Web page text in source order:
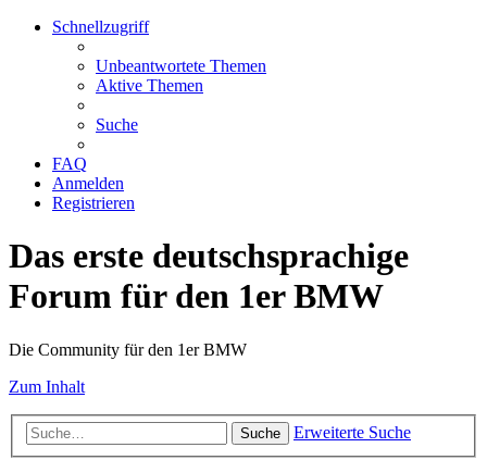
Schnellzugriff
Unbeantwortete Themen
Aktive Themen
Suche
FAQ
Anmelden
Registrieren
Das erste deutschsprachige
Forum für den 1er BMW
Die Community für den 1er BMW
Zum Inhalt
Suche Erweiterte Suche